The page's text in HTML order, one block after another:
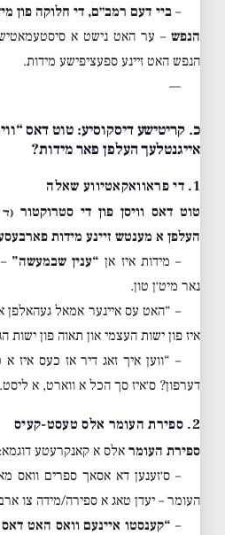
–ביי דעם רמב״ם, די חלוקה פון
הנפש – ער האט נישט א
הנפש האט זיינע ספעציפישע מידות.
—
כ. קריטישע דיסקוסיע: טוט דאס
אייגנטלעך העלפן פאר מידות?
1. די פראוואקאטיווע שאלה
טוט דאס וויסן פון די סטרוקטור
העלפן א מענטש זיינע מידות
– מידות איז אן “ענין שבמעשה”
נאר מיט׳ן טון.
– “האט עס איינער אמאל געהאלפן
איז פון ישות העצמי און תאוה פון ישות
– “ווען איך זאג דיר אז כעס איז
דערפון? ס׳איז סך הכל א ווארט, א
2. ספירת העומר אלס טעסט-קעיס
ספירת העומר אלס א קאנקרעטע דוגמא:
העומר – יעדן טאג א ספירה/מידה צו
– “קענסטו איינעם וואס האט דאס